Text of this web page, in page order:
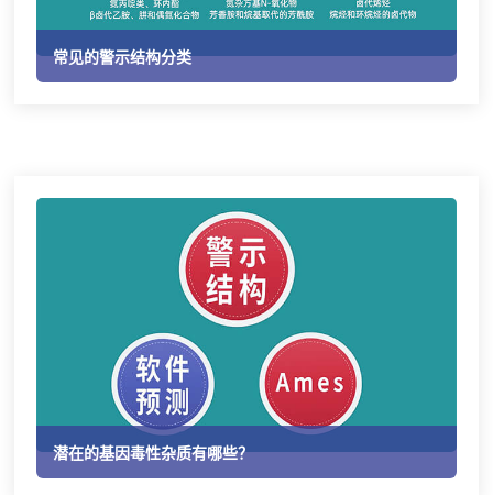
常见的警示结构分类
潜在的基因毒性杂质有哪些？